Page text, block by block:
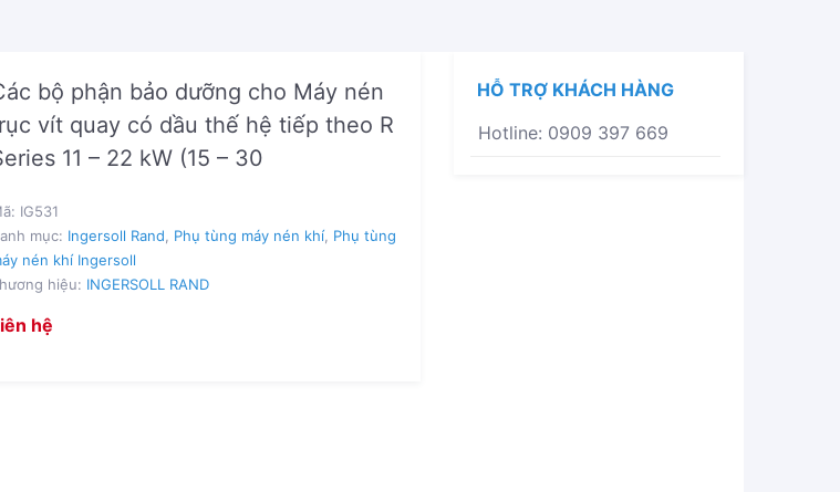
bộ phận bảo dưỡng cho Máy nén
vít quay có dầu thế hệ tiếp theo R
11 – 22 kW (15 – 30
hệ
IG531
mục: Ingersoll Rand Phụ tùng máy nén khí Phụ tùng
nén khí Ingersoll
hiệu: INGERSOLL RAND
HỖ TRỢ KHÁCH HÀNG
Hotline: 0909 397 669